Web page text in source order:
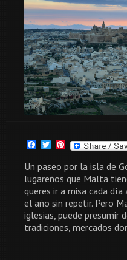
Facebook
TwitterPinterest
Un paseo por la isla de
lugareños que Malta
queres ir a misa cada
el año sin repetir. Pero
iglesias, puede presumir
tradiciones, mercados